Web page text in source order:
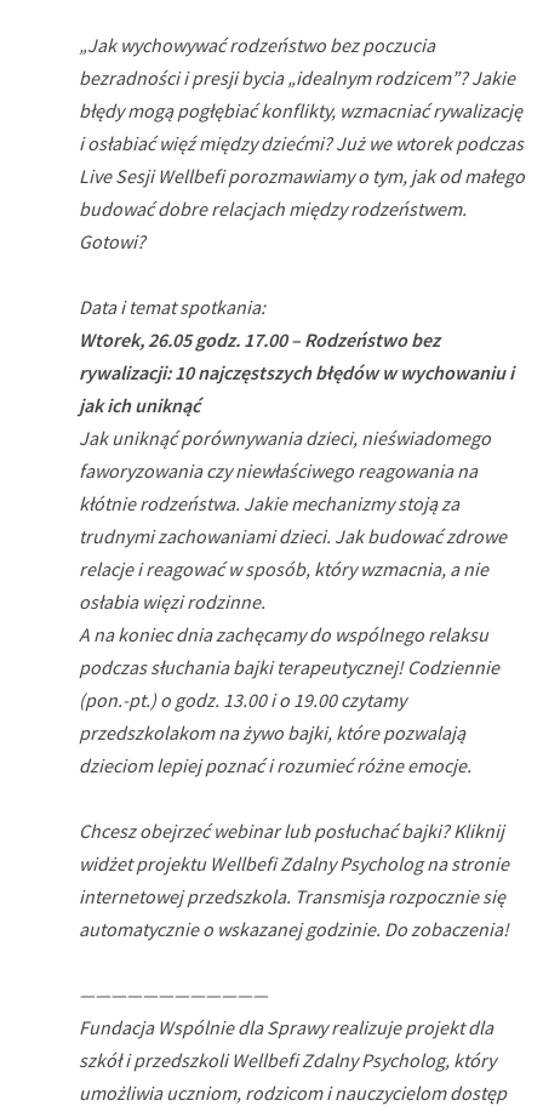
„Jak wychowywać rodzeństwo bez poczucia
bezradności i presji bycia „idealnym rodzicem”? Jakie
błędy mogą pogłębiać konflikty, wzmacniać rywalizację
i osłabiać więź między dziećmi? Już we wtorek podczas
Live Sesji Wellbefi porozmawiamy o tym, jak od małego
budować dobre relacjach między rodzeństwem.
Gotowi?
Data i temat spotkania:
Wtorek, 26.05 godz. 17.00 – Rodzeństwo bez
rywalizacji: 10 najczęstszych błędów w wychowaniu i
jak ich uniknąć
Jak uniknąć porównywania dzieci, nieświadomego
faworyzowania czy niewłaściwego reagowania na
kłótnie rodzeństwa. Jakie mechanizmy stoją za
trudnymi zachowaniami dzieci. Jak budować zdrowe
relacje i reagować w sposób, który wzmacnia, a nie
osłabia więzi rodzinne.
A na koniec dnia zachęcamy do wspólnego relaksu
podczas słuchania bajki terapeutycznej! Codziennie
(pon.-pt.) o godz. 13.00 i o 19.00 czytamy
przedszkolakom na żywo bajki, które pozwalają
dzieciom lepiej poznać i rozumieć różne emocje.
Chcesz obejrzeć webinar lub posłuchać bajki? Kliknij
widżet projektu Wellbefi Zdalny Psycholog na stronie
internetowej przedszkola. Transmisja rozpocznie się
automatycznie o wskazanej godzinie. Do zobaczenia!
————————————
Fundacja Wspólnie dla Sprawy realizuje projekt dla
szkół i przedszkoli Wellbefi Zdalny Psycholog, który
umożliwia uczniom, rodzicom i nauczycielom dostęp